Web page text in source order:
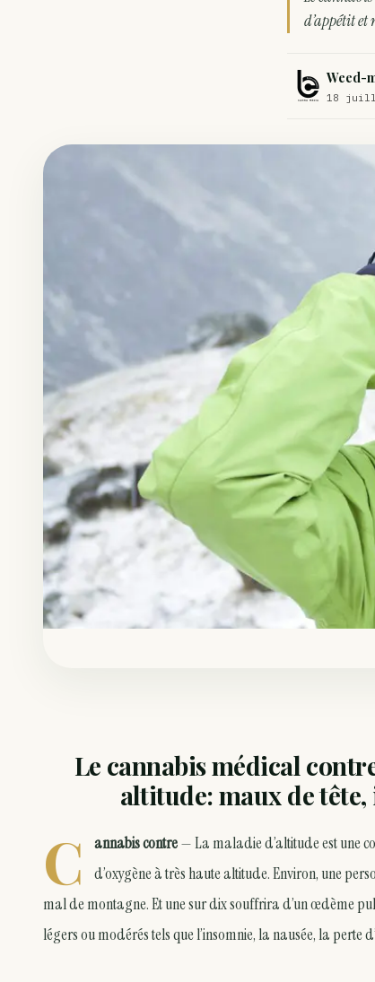
Un fabricant polonais de textiles à base de chanvre suscite
d’appétit et
Weed-
18
Le cannabis médical
altitude: maux de tête,
C annabis contre— La maladie d’altitude est une
d’oxygène à très haute altitude. Environ, une
mal de montagne. Et une sur dix souffrira d’un œdème
légers ou modérés tels que l’insomnie, la nausée, la perte